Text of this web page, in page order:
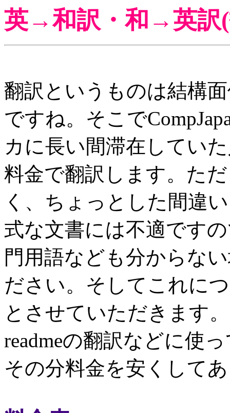
英→和訳・和→英訳(
翻訳というものは結構
ですね。そこで
カに長い間滞在してい
料金で翻訳します。た
く、ちょっとした間違
式な文書には不適です
門用語なども分からな
ださい。そしてこれに
とさせていただきます
readmeの翻訳などに使
その分料金を安くして